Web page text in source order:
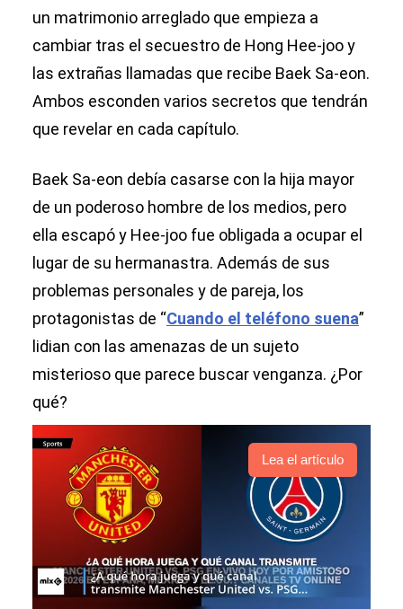
un matrimonio arreglado que empieza a
cambiar tras el secuestro de Hong Hee-joo y
las extrañas llamadas que recibe Baek Sa-eon.
Ambos esconden varios secretos que tendrán
que revelar en cada capítulo.
Baek Sa-eon debía casarse con la hija mayor
de un poderoso hombre de los medios, pero
ella escapó y Hee-joo fue obligada a ocupar el
lugar de su hermanastra. Además de sus
problemas personales y de pareja, los
protagonistas de “Cuando el teléfono suena”
lidian con las amenazas de un sujeto
misterioso que parece buscar venganza. ¿Por
qué?
Lea el artículo